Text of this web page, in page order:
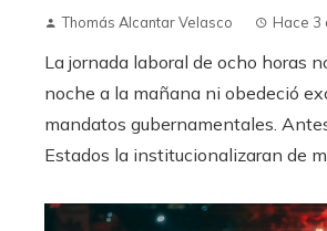
Thomás Alcantar Velasco Hace 3
La jornada laboral de ocho horas
noche a la mañana ni obedeció
mandatos gubernamentales.
Estados la institucionalizaran de